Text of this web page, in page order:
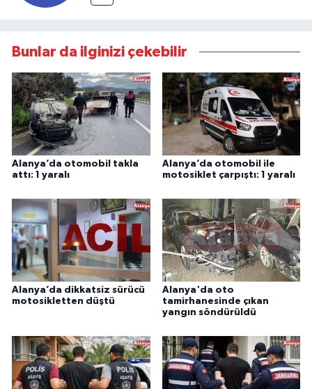
Bunlar da ilginizi çekebilir
Alanya’da otomobil takla
attı: 1 yaralı
Alanya’da otomobil ile
motosiklet çarpıştı: 1 yaralı
Alanya’da dikkatsiz sürücü
motosikletten düştü
Alanya'da oto
tamirhanesinde çıkan
yangın söndürüldü